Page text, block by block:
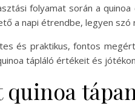
folyamat során a
a napi étrendbe, legyen
és praktikus, fontos
tápláló értékeit és
quinoa